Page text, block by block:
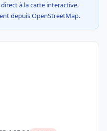
à la carte interactive.
depuis OpenStreetMap.